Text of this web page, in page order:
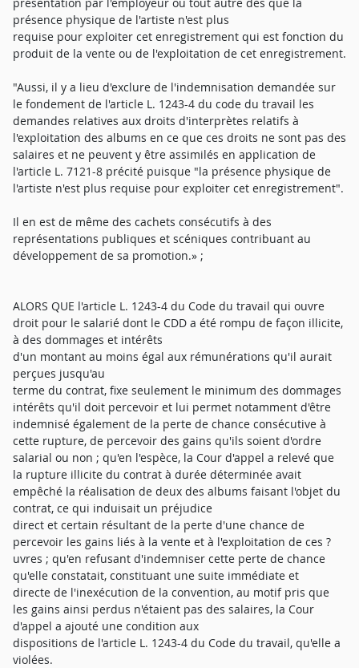
présence physique de l'artiste n'est plus
requise pour exploiter cet enregistrement qui est fonction du
produit de la vente ou de l'exploitation de cet enregistrement.
"Aussi, il y a lieu d'exclure de l'indemnisation demandée sur
le fondement de l'article L. 1243-4 du code du travail les
demandes relatives aux droits d'interprètes relatifs à
l'exploitation des albums en ce que ces droits ne sont pas des
salaires et ne peuvent y être assimilés en application de
l'article L. 7121-8 précité puisque "la présence physique de
l'artiste n'est plus requise pour exploiter cet enregistrement".
Il en est de même des cachets consécutifs à des
représentations publiques et scéniques contribuant au
développement de sa promotion.» ;
ALORS QUE l'article L. 1243-4 du Code du travail qui ouvre
droit pour le salarié dont le CDD a été rompu de façon illicite,
à des dommages et intérêts
d'un montant au moins égal aux rémunérations qu'il aurait
perçues jusqu'au
terme du contrat, fixe seulement le minimum des dommages
intérêts qu'il doit percevoir et lui permet notamment d'être
indemnisé également de la perte de chance consécutive à
cette rupture, de percevoir des gains qu'ils soient d'ordre
salarial ou non ; qu'en l'espèce, la Cour d'appel a relevé que
la rupture illicite du contrat à durée déterminée avait
empêché la réalisation de deux des albums faisant l'objet du
contrat, ce qui induisait un préjudice
direct et certain résultant de la perte d'une chance de
percevoir les gains liés à la vente et à l'exploitation de ces ?
uvres ; qu'en refusant d'indemniser cette perte de chance
qu'elle constatait, constituant une suite immédiate et
directe de l'inexécution de la convention, au motif pris que
les gains ainsi perdus n'étaient pas des salaires, la Cour
d'appel a ajouté une condition aux
dispositions de l'article L. 1243-4 du Code du travail, qu'elle a
violées.